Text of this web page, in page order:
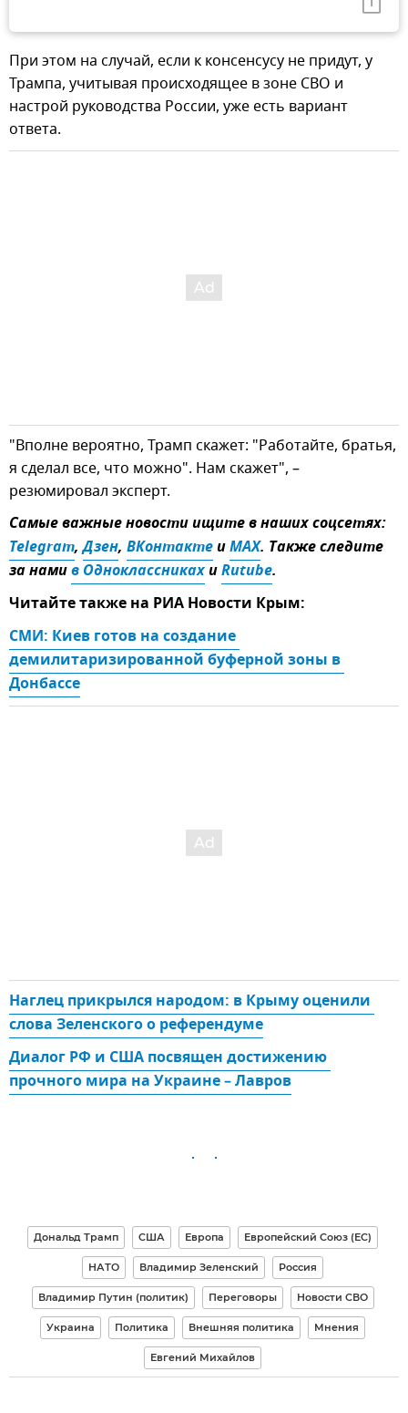
При этом на случай, если к консенсусу не придут, у
Трампа, учитывая происходящее в зоне СВО и
настрой руководства России, уже есть вариант
ответа.
"Вполне вероятно, Трамп скажет: "Работайте, братья,
я сделал все, что можно". Нам скажет", –
резюмировал эксперт.
Самые важные новости ищите в наших соцсетях:
Telegram,Дзен, ВКонтактеиMAX. Также следите
за намив ОдноклассникахиRutube.
Читайте также на РИА Новости Крым:
СМИ: Киев готов на создание
демилитаризированной буферной зоны в
Донбассе
Наглец прикрылся народом: в Крыму оценили
слова Зеленского о референдуме
Диалог РФ и США посвящен достижению
прочного мира на Украине – Лавров
Дональд Трамп США Европа Европейский Союз (ЕС)
НАТО Владимир Зеленский Россия
Владимир Путин (политик) Переговоры Новости СВО
Украина Политика Внешняя политика Мнения
Евгений Михайлов